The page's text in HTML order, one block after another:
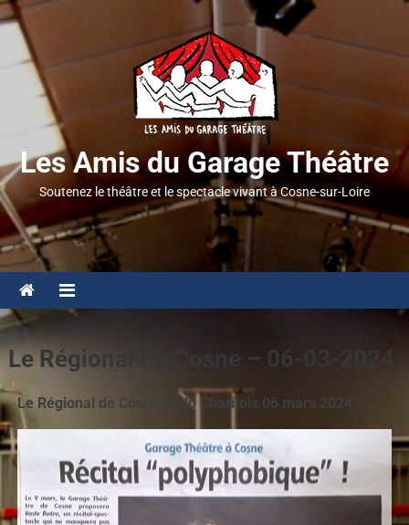
Les Amis du Garage Théâtre
Soutenez le théâtre et le spectacle vivant à Cosne-sur-Loire
Le Régional De Cosne – 06-03-2024
Le Régional de Cosne et du Charitois 06 mars 2024